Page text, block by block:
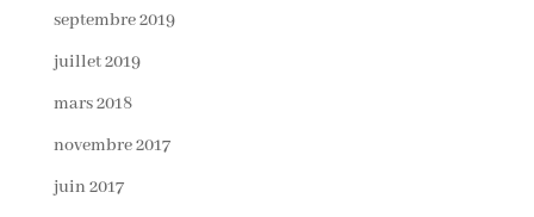
septembre 2019
juillet 2019
mars 2018
novembre 2017
juin 2017